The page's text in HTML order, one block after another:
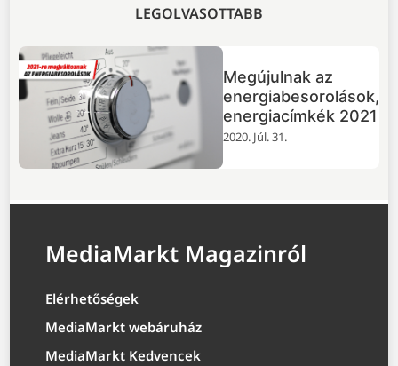
LEGOLVASOTTABB
Megújulnak az
energiabesorolások,
energiacímkék 2021
2020. Júl. 31.
MediaMarkt Magazinról
Elérhetőségek
MediaMarkt webáruház
MediaMarkt Kedvencek